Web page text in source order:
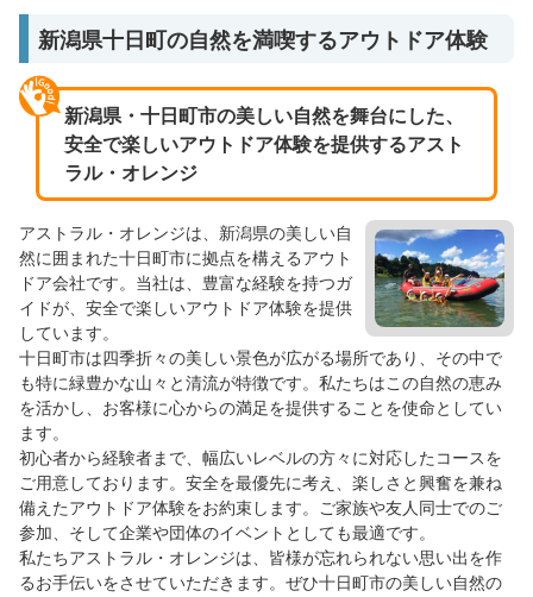
新潟県十日町の自然を満喫するアウトドア体験
新潟県・十日町市の美しい自然を舞台にした、
安全で楽しいアウトドア体験を提供するアスト
ラル・オレンジ
アストラル・オレンジは、新潟県の美しい自
然に囲まれた十日町市に拠点を構えるアウト
ドア会社です。当社は、豊富な経験を持つガ
イドが、安全で楽しいアウトドア体験を提供
しています。
十日町市は四季折々の美しい景色が広がる場所であり、その中で
も特に緑豊かな山々と清流が特徴です。私たちはこの自然の恵み
を活かし、お客様に心からの満足を提供することを使命としてい
ます。
初心者から経験者まで、幅広いレベルの方々に対応したコースを
ご用意しております。安全を最優先に考え、楽しさと興奮を兼ね
備えたアウトドア体験をお約束します。ご家族や友人同士でのご
参加、そして企業や団体のイベントとしても最適です。
私たちアストラル・オレンジは、皆様が忘れられない思い出を作
るお手伝いをさせていただきます。ぜひ十日町市の美しい自然の